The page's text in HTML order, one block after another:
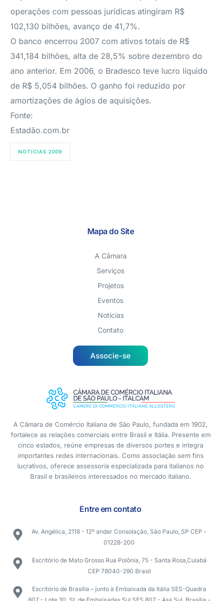
operações com pessoas jurídicas atingiram R$
102,130 bilhões, avanço de 41,7%.
O banco encerrou 2007 com ativos totais de R$
341,184 bilhões, alta de 28,5% sobre dezembro do
ano anterior. Em 2006, o Bradesco teve lucro líquido
de R$ 5,054 bilhões. O ganho foi reduzido por
amortizações de ágios de aquisições.
Fonte:
Estadão.com.br
NOTÍCIAS 2009
Mapa do Site
A Câmara
Serviços
Projetos
Eventos
Notícias
Contato
Associe-se
A Câmara de Comércio Italiana de São Paulo, fundada em 1902,
fortalece as relações comerciais entre Brasil e Itália. Presente em
cinco estados, reúne empresas de diversos portes e integra
importantes redes internacionais. Como associação sem fins
lucrativos, oferece assessoria especializada para italianos no
Brasil e brasileiros interessados no mercado italiano.
Entre em contato
Av. Angélica, 2118 - 12º andar Consolação, São Paulo, SP CEP -
01228-200
Escritório de Mato Grosso Rua Polônia, 75 - Santa Rosa,Cuiabá
CEP 78040-290 Brasil
Escritório de Brasília – junto à Embaixada da Itália SES-Quadra